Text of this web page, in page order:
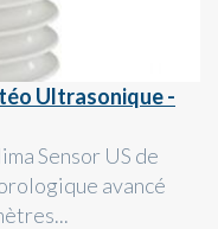
Ultrasonique -
Sensor US de
avancé